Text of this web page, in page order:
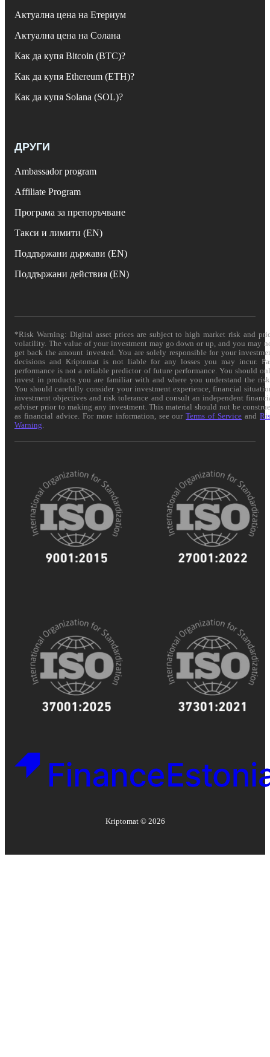
Актуална цена на Етериум
Актуална цена на Солана
Как да купя Bitcoin (BTC)?
Как да купя Ethereum (ETH)?
Как да купя Solana (SOL)?
ДРУГИ
Ambassador program
Affiliate Program
Програма за препоръчване
Такси и лимити (EN)
Поддържани държави (EN)
Поддържани действия (EN)
*Risk Warning: Digital asset prices are subject to high market risk and
volatility. The value of your investment may go down or up, and you may
get back the amount invested. You are solely responsible for your
decisions and Kriptomat is not liable for any losses you may incur.
performance is not a reliable predictor of future performance. You should
invest in products you are familiar with and where you understand the
You should carefully consider your investment experience, financial
investment objectives and risk tolerance and consult an independent
adviser prior to making any investment. This material should not be
as financial advice. For more information, see ourTerms of Service and
Warning
Kriptomat © 2026